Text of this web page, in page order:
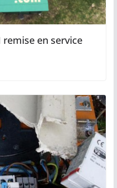
remise en service